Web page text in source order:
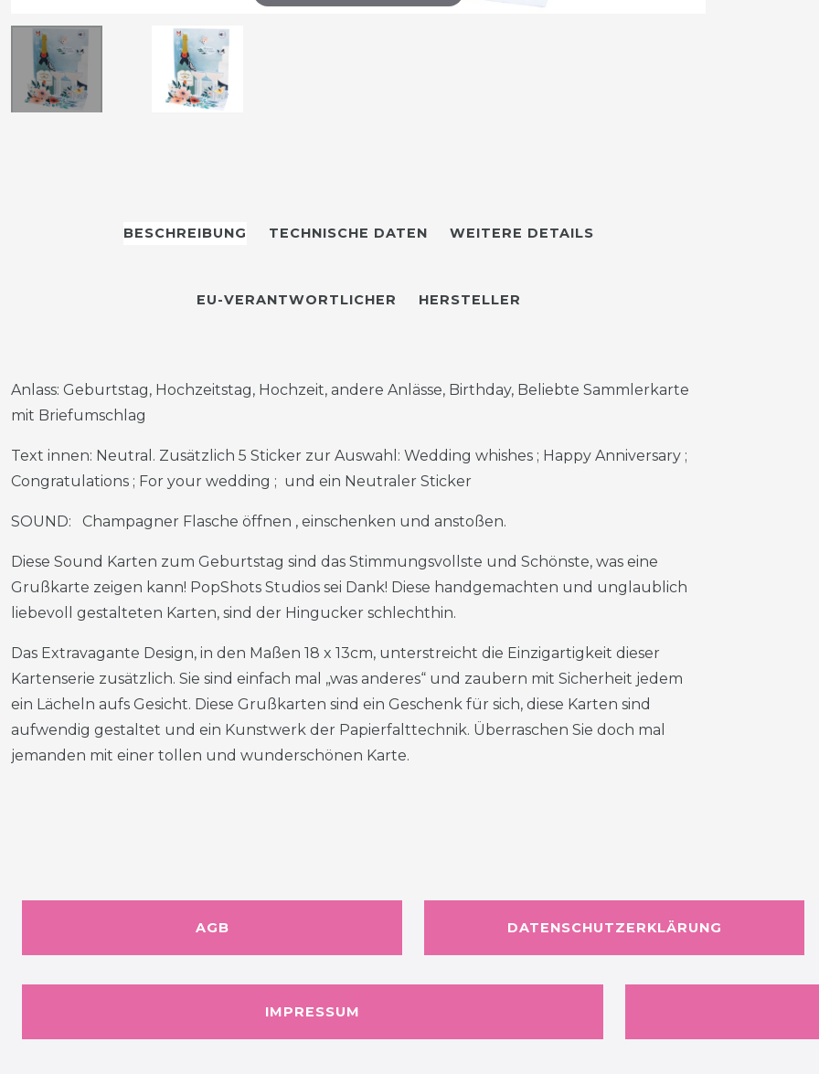
BESCHREIBUNG TECHNISCHE DATEN WEITERE DETAILS
EU-VERANTWORTLICHER HERSTELLER
Anlass: Geburtstag, Hochzeitstag, Hochzeit, andere Anlässe, Birthday, Beliebte Sammlerkarte
mit Briefumschlag
Text innen: Neutral. Zusätzlich 5 Sticker zur Auswahl: Wedding whishes ; Happy Anniversary ;
Congratulations ; For your wedding ; und ein Neutraler Sticker
SOUND: Champagner Flasche öffnen , einschenken und anstoßen.
Diese Sound Karten zum Geburtstag sind das Stimmungsvollste und Schönste, was eine
Grußkarte zeigen kann! PopShots Studios sei Dank! Diese handgemachten und unglaublich
liebevoll gestalteten Karten, sind der Hingucker schlechthin.
Das Extravagante Design, in den Maßen 18 x 13cm, unterstreicht die Einzigartigkeit dieser
Kartenserie zusätzlich. Sie sind einfach mal „was anderes“ und zaubern mit Sicherheit jedem
ein Lächeln aufs Gesicht. Diese Grußkarten sind ein Geschenk für sich, diese Karten sind
aufwendig gestaltet und ein Kunstwerk der Papierfalttechnik. Überraschen Sie doch mal
jemanden mit einer tollen und wunderschönen Karte.
AGB DATENSCHUTZERKLÄRUNG
IMPRESSUM